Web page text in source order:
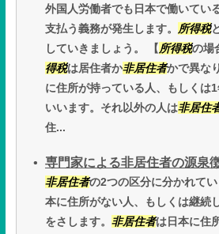
外国人労働者でも日本で働いてい
支払う義務が発生します。 所得税
していきましょう。 【所得税の場
得税は居住者か非居住者かで異な
に住所が持っている人、もしくは
いいます。それ以外の人は非居住
住...
専門家による非居住者の源泉
非居住者の2つの区分に分かれてい
本に住所がない人、もしくは継続
をさします。 非居住者は日本に住